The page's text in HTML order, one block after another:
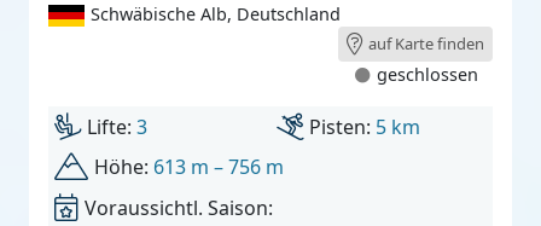
Schwäbische Alb, Deutschland
auf Karte finden
geschlossen
Lifte: 3 Pisten: 5 km
Höhe: 613 m – 756 m
Voraussichtl. Saison: